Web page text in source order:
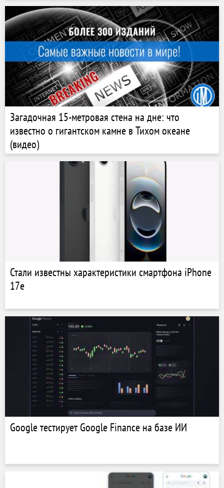
Загадочная 15-метровая стена на дне: что
известно о гигантском камне в Тихом океане
(видео)
Стали известны характеристики смартфона iPhone
17e
Google тестирует Google Finance на базе ИИ